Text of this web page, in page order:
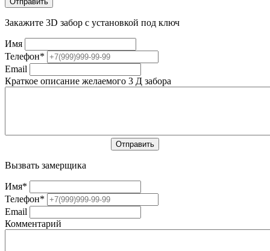
Закажите 3D забор с установкой под ключ
Имя
Телефон*
Email
Краткое описание желаемого 3 Д забора
Вызвать замерщика
Имя*
Телефон*
Email
Комментарий